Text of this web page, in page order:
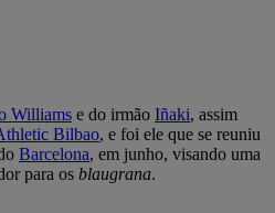
Williams e do irmão Iñaki, assim
Bilbao, e foi ele que se reuniu
Barcelona, em junho, visando uma
para os blaugrana.